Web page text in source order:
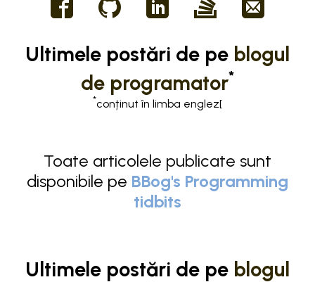
Ultimele postări de pe blogul
de programator*
*conținut în limba englez[
Toate articolele publicate sunt
disponibile pe BBog's Programming
tidbits
Ultimele postări de pe blogul